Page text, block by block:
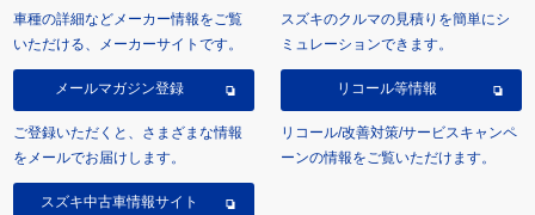
車種の詳細などメーカー情報をご覧
いただける、メーカーサイトです。
スズキのクルマの見積りを簡単にシ
ミュレーションできます。
メールマガジン登録
ご登録いただくと、さまざまな情報
をメールでお届けします。
リコール等情報
リコール/改善対策/サービスキャンペ
ーンの情報をご覧いただけます。
スズキ中古車情報サイト